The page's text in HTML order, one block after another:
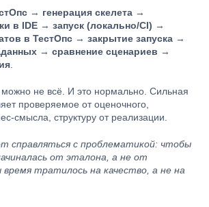
→ генерация скелета →
в IDE → запуск (локально/CI) →
в ТестОпс → закрытие запуска →
→ сравнение сценариев →
можно не всё. И это нормально. Сильная
проверяемое от оценочного,
смысла, структуру от реализации.
справляться с проблематикой: чтобы
от эталона, а не от
тратилось на качество, а не на